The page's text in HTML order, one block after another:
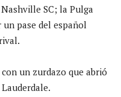
SC; la Pulga
pase del español
un zurdazo que abrió